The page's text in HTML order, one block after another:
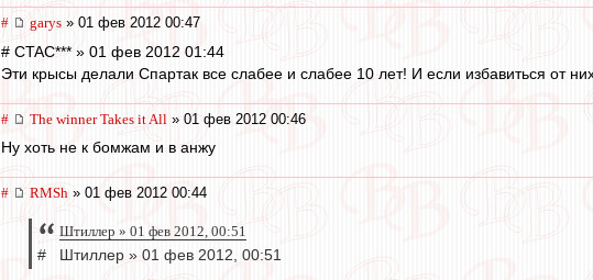
# garys » 01 фев 2012 00:47
# CTAC*** » 01 фев 2012 01:44
Эти крысы делали Спартак все слабее и слабее 10 лет! И если избавиться от
# The winner Takes it All » 01 фев 2012 00:46
Ну хоть не к бомжам и в анжу
# RMSh » 01 фев 2012 00:44
Штиллер » 01 фев 2012, 00:51
# Штиллер » 01 фев 2012, 00:51